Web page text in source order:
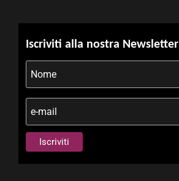
Iscriviti alla nostra Newsletter